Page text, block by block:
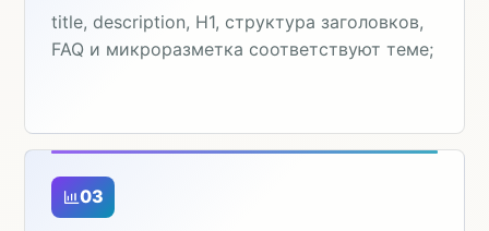
title, description, H1, структура заголовков,
FAQ и микроразметка соответствуют теме;
03